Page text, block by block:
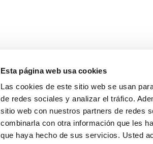
Esta página web usa cookies
Las cookies de este sitio web se usan
de redes sociales y analizar el tráfico.
sitio web con nuestros partners de redes
combinarla con otra información que les
que haya hecho de sus servicios. Usted